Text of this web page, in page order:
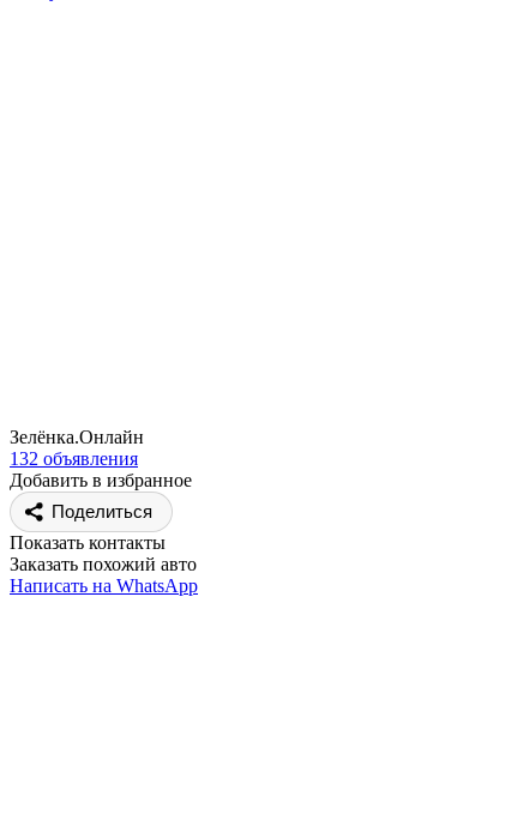
Зелёнка.Онлайн
132 объявления
Добавить в избранное
Поделиться
Показать контакты
Заказать похожий авто
Написать на WhatsApp